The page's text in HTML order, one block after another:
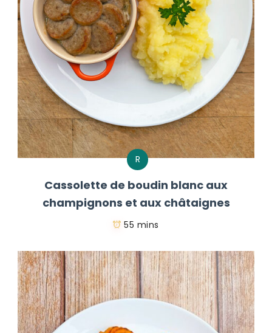
R
Cassolette de boudin blanc aux
champignons et aux châtaignes
55 mins